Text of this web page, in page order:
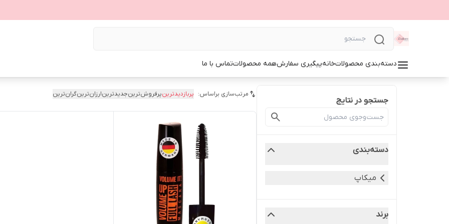
دسته‌بندی محصولاتخانهپیگیری سفارشهمه محصولاتتماس با ما
جستجو در نتایج
دسته‌بندی
میکاپ
برند
مرتب‌سازی براساس: پربازدیدترینپرفروش‌ترینجدیدترینارزان‌ترینگران‌ترین